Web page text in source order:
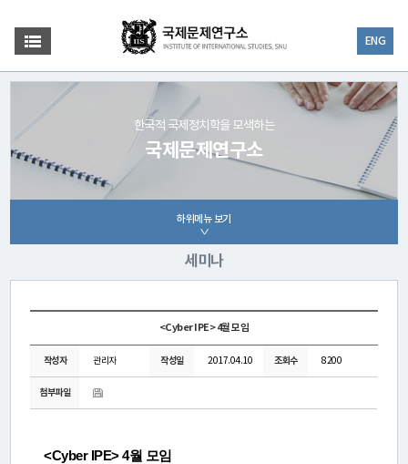
ENG
한국적 국제정치학을 모색하는
국제문제연구소
하위메뉴 보기
세미나
<Cyber IPE> 4월 모임
작성자 관리자 작성일 2017.04.10 조회수 8200
첨부파일
<Cyber IPE> 4월 모임
연